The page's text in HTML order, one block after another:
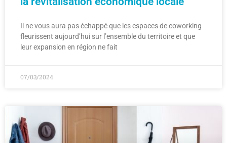
Il ne vous aura pas échappé que les espaces de coworking
fleurissent aujourd’hui sur l’ensemble du territoire et que
leur expansion en région ne fait
07/03/2024